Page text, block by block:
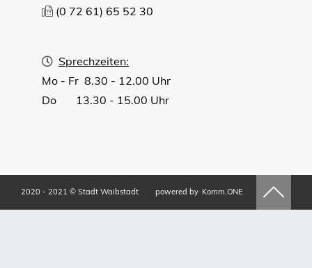
(0 72 61) 65 52 30
Sprechzeiten:
Mo - Fr 8.30 - 12.00 Uhr
Do 13.30 - 15.00 Uhr
2020 - 2021 © Stadt Waibstadt powered by Komm.ONE